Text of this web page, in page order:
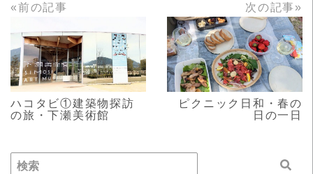
«前の記事
READ MORE
ハコタビ①建築物探訪
の旅・下瀬美術館
次の記事»
READ MORE
ピクニック日和・春の
日の一日